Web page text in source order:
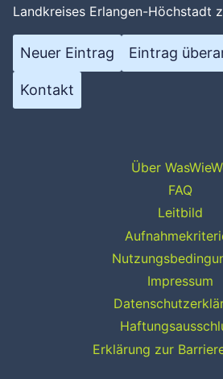
Landkreises Erlangen-Höchstadt
Neuer Eintrag Eintrag
Kontakt
Über
FAQ
Leitbild
Impressum
Erklärung zur